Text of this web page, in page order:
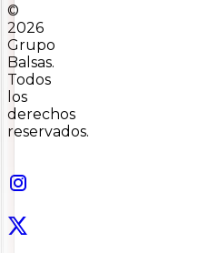
©
2026
Grupo
Balsas.
Todos
los
derechos
reservados.